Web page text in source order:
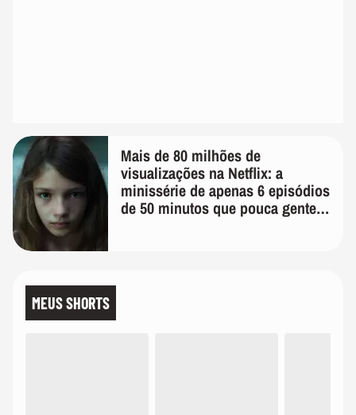
Mais de 80 milhões de
visualizações na Netflix: a
minissérie de apenas 6 episódios
de 50 minutos que pouca gente
MEUS SHORTS